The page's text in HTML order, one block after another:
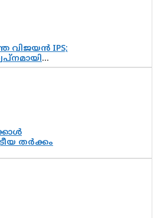
വിജയൻ IPS;
‘പവർ
ആയങ്കി
തർക്കം